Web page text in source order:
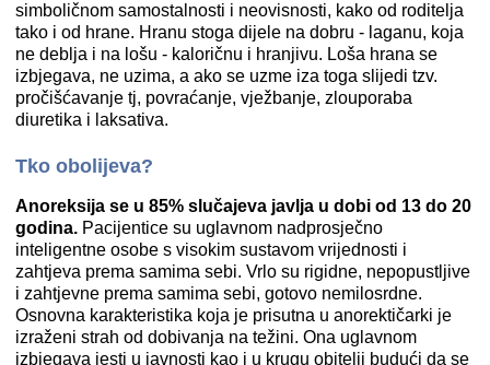
simboličnom samostalnosti i neovisnosti, kako od roditelja
tako i od hrane. Hranu stoga dijele na dobru - laganu, koja
ne deblja i na lošu - kaloričnu i hranjivu. Loša hrana se
izbjegava, ne uzima, a ako se uzme iza toga slijedi tzv.
pročišćavanje tj, povraćanje, vježbanje, zlouporaba
diuretika i laksativa.
Tko obolijeva?
Anoreksija se u 85% slučajeva javlja u dobi od 13 do 20
godina. Pacijentice su uglavnom nadprosječno
inteligentne osobe s visokim sustavom vrijednosti i
zahtjeva prema samima sebi. Vrlo su rigidne, nepopustljive
i zahtjevne prema samima sebi, gotovo nemilosrdne.
Osnovna karakteristika koja je prisutna u anorektičarki je
izraženi strah od dobivanja na težini. Ona uglavnom
izbjegava jesti u javnosti kao i u krugu obitelji budući da se